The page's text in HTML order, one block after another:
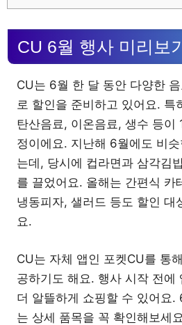
CU 6월 행사 미리보
CU는 6월 한 달 동안 다양한
로 할인을 준비하고 있어요. 특
탄산음료, 이온음료, 생수 등이
정이에요. 지난해 6월에도 비
는데, 당시에 컵라면과 삼각김
를 끌었어요. 올해는 간편식 카
냉동피자, 샐러드 등도 할인 대
요.
CU는 자체 앱인 포켓CU를 통
공하기도 해요. 행사 시작 전에
더 알뜰하게 쇼핑할 수 있어요.
는 상세 품목을 꼭 확인해보세